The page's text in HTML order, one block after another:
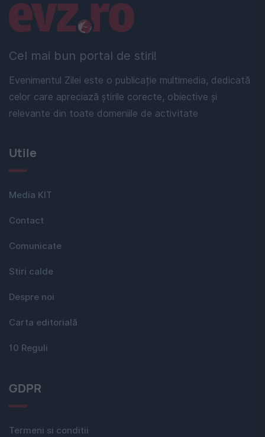
Cel mai bun portal de stiri!
Evenimentul Zilei este o publicație multimedia, dedicată
celor care apreciază știrile corecte, obiective și
relevante din toate domeniile de activitate
Linkuri utile
Utile
Media KIT
Contact
Comunicate
Stiri calde
Despre noi
Carta editorială
10 Reguli
GDPR
Termeni si conditii